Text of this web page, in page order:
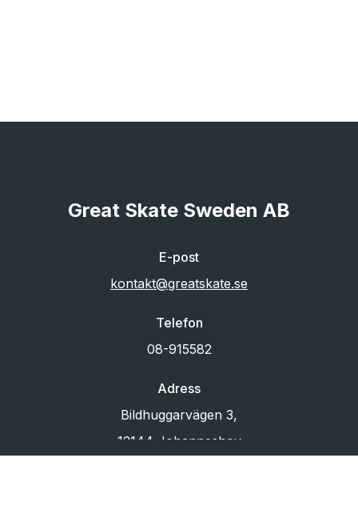
Great Skate Sweden AB
E-post
kontakt@greatskate.se
Telefon
08-915582
Adress
Bildhuggarvägen 3,
12144 Johanneshov